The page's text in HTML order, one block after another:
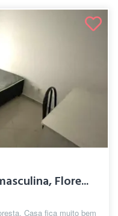
Flore...
Casa fica muito bem